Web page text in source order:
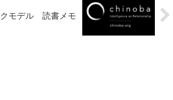
クモデル 読書メモ